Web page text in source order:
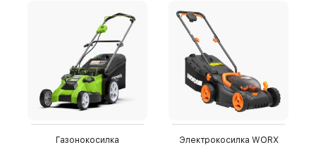
Газонокосилка Электрокосилка WORX